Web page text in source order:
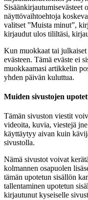
Sisäänkirjautumisevästeet
näyttövaihtoehtoja
valitset ”Muista minut”,
kirjaudut ulos tililtäsi,
Kun muokkaat tai julkaiset
evästeen. Tämä eväste ei
muokkaamasi artikkelin
yhden päivän kuluttua.
Muiden sivustojen
Tämän sivuston viestit
videoita, kuvia, viestejä
käyttäytyy aivan kuin
sivustolla.
Nämä sivustot voivat
kolmannen osapuolen
tämän upotetun sisällön
tallentaminen upotetun
kirjautunut kyseiselle